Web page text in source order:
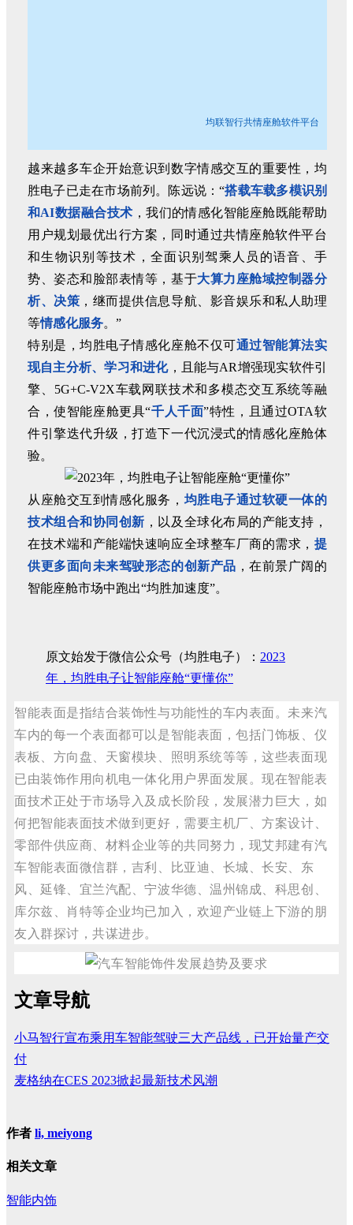
均联智行共情座舱软件平台
越来越多车企开始意识到数字情感交互的重要性，均
胜电子已走在市场前列。陈远说：“搭载车载多模识别
和AI数据融合技术 ，我们的情感化智能座舱既能帮助
用户规划最优出行方案，同时通过共情座舱软件平台
和生物识别等技术，全面识别驾乘人员的语音、手
势、姿态和脸部表情等，基于大算力座舱域控制器分
析、决策 ，继而提供信息导航、影音娱乐和私人助理
等情感化服务。”
特别是，均胜电子情感化座舱不仅可通过智能算法实
现自主分析、学习和进化，且能与AR增强现实软件引
擎、5G+C-V2X车载网联技术和多模态交互系统等融
合，使智能座舱更具“千人千面”特性，且通过OTA软
件引擎迭代升级，打造下一代沉浸式的情感化座舱体
验。
从座舱交互到情感化服务， 均胜电子通过软硬一体的
技术组合和协同创新 ，以及全球化布局的产能支持，
在技术端和产能端快速响应全球整车厂商的需求， 提
供更多面向未来驾驶形态的创新产品 ，在前景广阔的
智能座舱市场中跑出“均胜加速度”。
原文始发于微信公众号（均胜电子）： 2023
年，均胜电子让智能座舱“更懂你”
智能表面是指结合装饰性与功能性的车内表面。未来汽
车内的每一个表面都可以是智能表面，包括门饰板、仪
表板、方向盘、天窗模块、照明系统等等，这些表面现
已由装饰作用向机电一体化用户界面发展。现在智能表
面技术正处于市场导入及成长阶段，发展潜力巨大，如
何把智能表面技术做到更好，需要主机厂、方案设计、
零部件供应商、材料企业等的共同努力，现艾邦建有汽
车智能表面微信群，吉利、比亚迪、长城、长安、东
风、延锋、宜兰汽配、宁波华德、温州锦成、科思创、
库尔兹、肖特等企业均已加入，欢迎产业链上下游的朋
友入群探讨，共谋进步。
文章导航
小马智行宣布乘用车智能驾驶三大产品线，已开始量产交
付
麦格纳在CES 2023掀起最新技术风潮
作者 li, meiyong
相关文章
智能内饰